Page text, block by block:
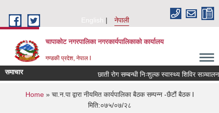
English
नेपाली
चापाकोट नगरपालिका नगरकार्यपालिकाको कार्यालय
गण्डकी प्रदेश, नेपाल I
समाचार छाती रोग सम्बन्धी निःशुल्क स्वास्थ्य शिविर सञ्चालन
You are here
Home» चा.न.पा द्वारा नीयमित कार्यपालिका बैठक सम्पन्न -छैटौं बैठक I
मिति:०७५/०७/२८